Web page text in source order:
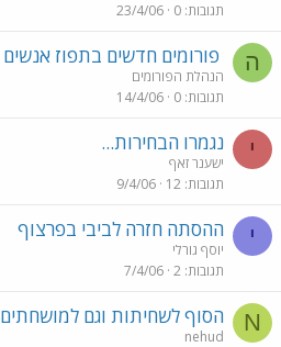
תגובות 0
23/4/06
ה פורומים חדשים בתפוז אנשים
הנהלת הפורומים
תגובות 0
14/4/06
י נגמרו הבחירות...
ישענר זאף
תגובות 12
9/4/06
י ההסתה חזרה לביבי בפרצוף
יוסף גורלי
תגובות 2
7/4/06
N הסוף לשחיתות וגם למושחתים
nehud